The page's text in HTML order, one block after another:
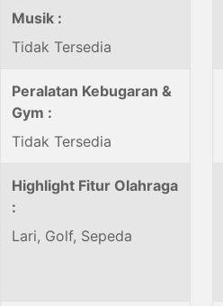
Musik :
Tidak Tersedia
Peralatan Kebugaran &
Gym :
Tidak Tersedia
Highlight Fitur Olahraga
:
Lari, Golf, Sepeda